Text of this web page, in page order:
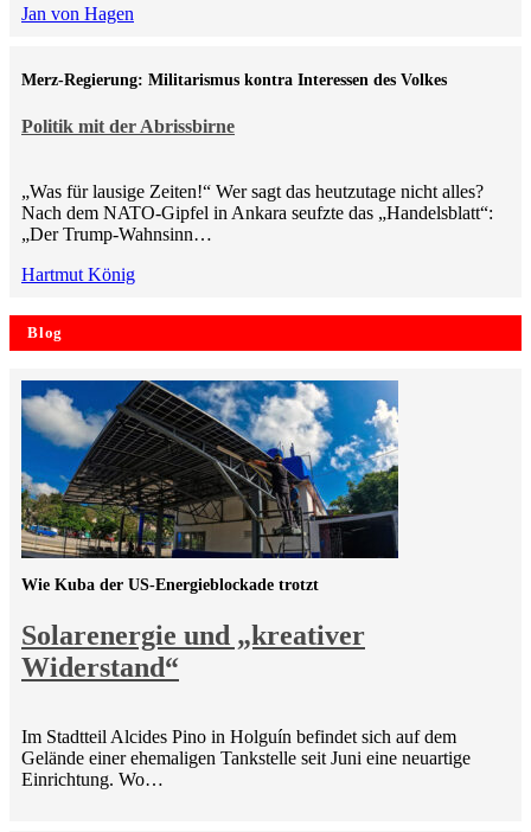
Jan von Hagen
Politik mit der Abrissbirne
Merz-Regierung: Militarismus kontra Inte­ressen des Volkes
„Was für lausige Zeiten!“ Wer sagt das heutzutage nicht alles?
Nach dem NATO-Gipfel in Ankara seufzte das „Handelsblatt“:
„Der Trump-Wahnsinn…
Hartmut König
Blog
Solarenergie und „kreativer
Widerstand“
Wie Kuba der US-Energieblockade trotzt
Im Stadtteil Alcides Pino in Holguín befindet sich auf dem
Gelände einer ehemaligen Tankstelle seit Juni eine neuartige
Einrichtung. Wo…